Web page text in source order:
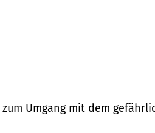
Um­gang mit dem